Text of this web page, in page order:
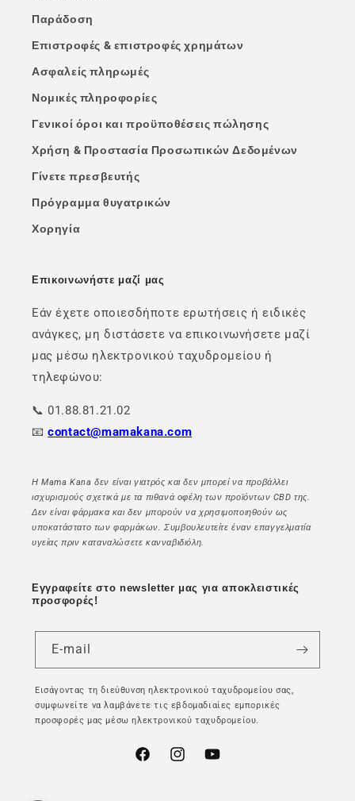
Παράδοση
Επιστροφές & επιστροφές χρημάτων
Ασφαλείς πληρωμές
Νομικές πληροφορίες
Γενικοί όροι και προϋποθέσεις πώλησης
Χρήση & Προστασία Προσωπικών Δεδομένων
Γίνετε πρεσβευτής
Πρόγραμμα θυγατρικών
Χορηγία
Επικοινωνήστε μαζί μας
Εάν έχετε οποιεσδήποτε ερωτήσεις ή ειδικές
ανάγκες, μη διστάσετε να επικοινωνήσετε μαζί
μας μέσω ηλεκτρονικού ταχυδρομείου ή
τηλεφώνου:
📞 01.88.81.21.02
📧contact@mamakana.com
Η Mama Kana δεν είναι γιατρός και δεν μπορεί να προβάλλει
ισχυρισμούς σχετικά με τα πιθανά οφέλη των προϊόντων CBD της.
Δεν είναι φάρμακα και δεν μπορούν να χρησιμοποιηθούν ως
υποκατάστατο των φαρμάκων. Συμβουλευτείτε έναν επαγγελματία
υγείας πριν καταναλώσετε κανναβιδιόλη.
Εγγραφείτε στο newsletter μας για αποκλειστικές
προσφορές!
E-mail
Εισάγοντας τη διεύθυνση ηλεκτρονικού ταχυδρομείου σας,
συμφωνείτε να λαμβάνετε τις εβδομαδιαίες εμπορικές
προσφορές μας μέσω ηλεκτρονικού ταχυδρομείου.
FacebookInstagramYouTube